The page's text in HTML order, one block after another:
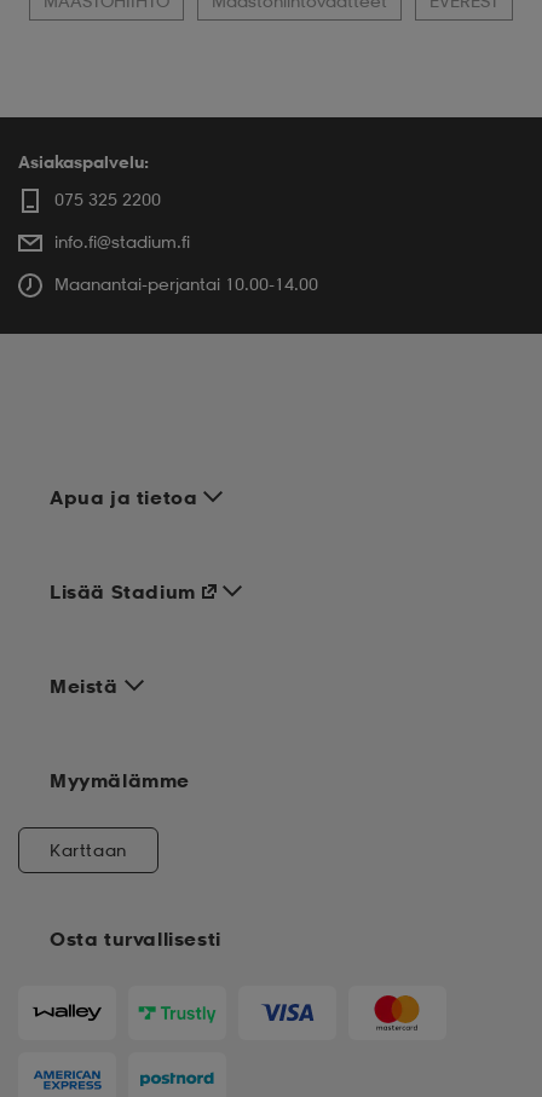
Asiakaspalvelu:
075 325 2200
info.fi@stadium.fi
Maanantai-perjantai 10.00-14.00
Apua ja tietoa
Meistä
Osta turvallisesti
Lisää Stadium
Myymälämme
Karttaan